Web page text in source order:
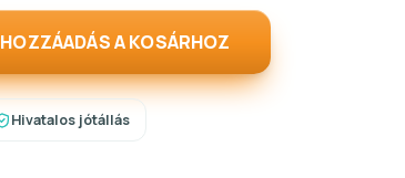
HOZZÁADÁS A KOSÁRHOZ
Hivatalos jótállás